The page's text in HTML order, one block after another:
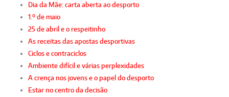
Dia da Mãe: carta aberta ao desporto
1.º de maio
25 de abril e o respeitinho
As receitas das apostas desportivas
Ciclos e contraciclos
Ambiente difícil e várias perplexidades
A crença nos jovens e o papel do desporto
Estar no centro da decisão